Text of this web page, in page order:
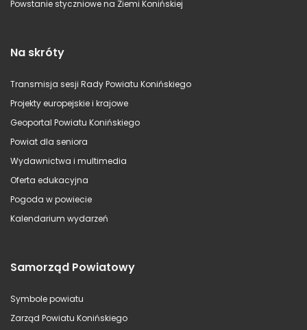
Powstanie styczniowe na Ziemi Konińskiej
Na skróty
Transmisja sesji Rady Powiatu Konińskiego
Projekty europejskie i krajowe
Geoportal Powiatu Konińskiego
Powiat dla seniora
Wydawnictwa i multimedia
Oferta edukacyjna
Pogoda w powiecie
Kalendarium wydarzeń
Samorząd Powiatowy
Symbole powiatu
Zarząd Powiatu Konińskiego